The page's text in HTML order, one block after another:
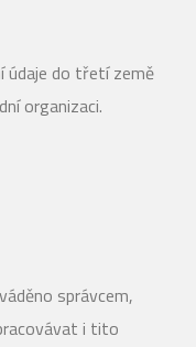
údaje do třetí země
organizaci.
správcem,
i tito